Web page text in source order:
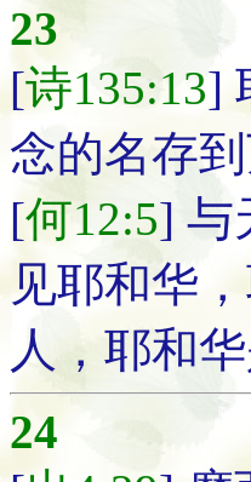
23
[诗135:13]
念的名存到
[何12:5] 与
见耶和华
人，耶和
24